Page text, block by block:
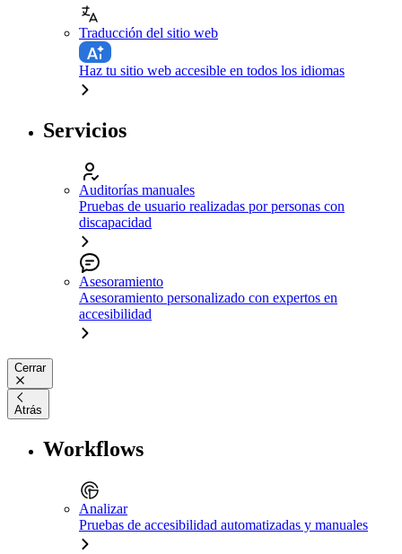
Traducción del sitio web
Haz tu sitio web accesible en todos los idiomas
Servicios
Auditorías manuales
Pruebas de usuario realizadas por personas con
discapacidad
Asesoramiento
Asesoramiento personalizado con expertos en
accesibilidad
Cerrar
Atrás
Workflows
Analizar
Pruebas de accesibilidad automatizadas y manuales